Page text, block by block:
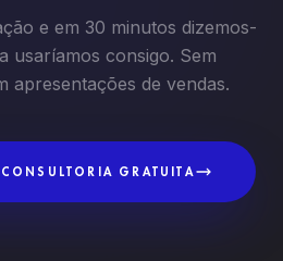
e em 30 minutos dizemos-
usaríamos consigo. Sem
apresentações de vendas.
GRATUITA